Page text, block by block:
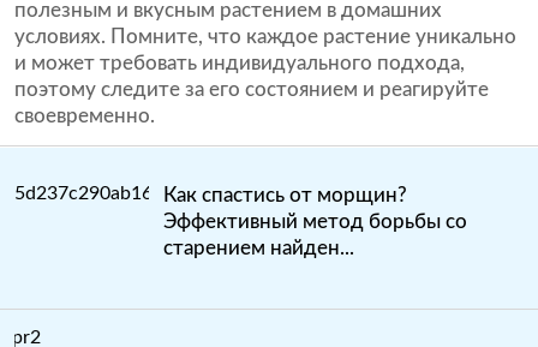
полезным и вкусным растением в домашних
условиях. Помните, что каждое растение уникально
и может требовать индивидуального подхода,
поэтому следите за его состоянием и реагируйте
своевременно.
Как спастись от морщин?
Эффективный метод борьбы со
старением найден...